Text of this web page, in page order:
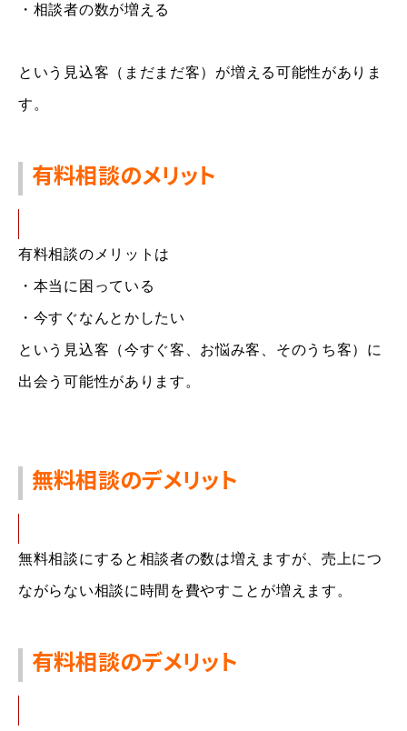
・ 相談者の数が増え る
という見込客 （まだまだ客）が増える可能性がありま
す。
有料相談のメリット
有料相談の メリットは
・ 本当に困っている
・ 今すぐなんとかしたい
という見込客（今すぐ客、お悩み客、そのうち客）に
出会う可能性があります。
無料相談のデメリット
無料相談にすると相談者の数は増えますが、 売上につ
ながらない相談に時間を費やすことが増えます。
有料相談のデメリット